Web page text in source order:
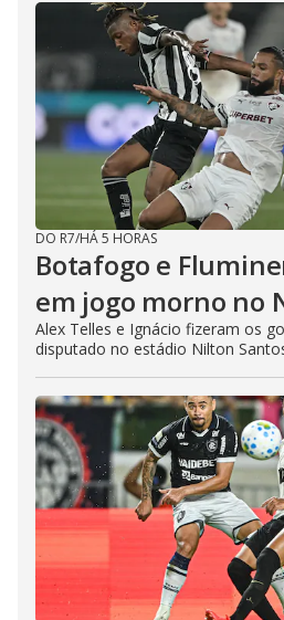
DO R7/HÁ 5 HORAS
Botafogo e
em jogo morno no
Alex Telles e Ignácio fizeram os
disputado no estádio Nilton